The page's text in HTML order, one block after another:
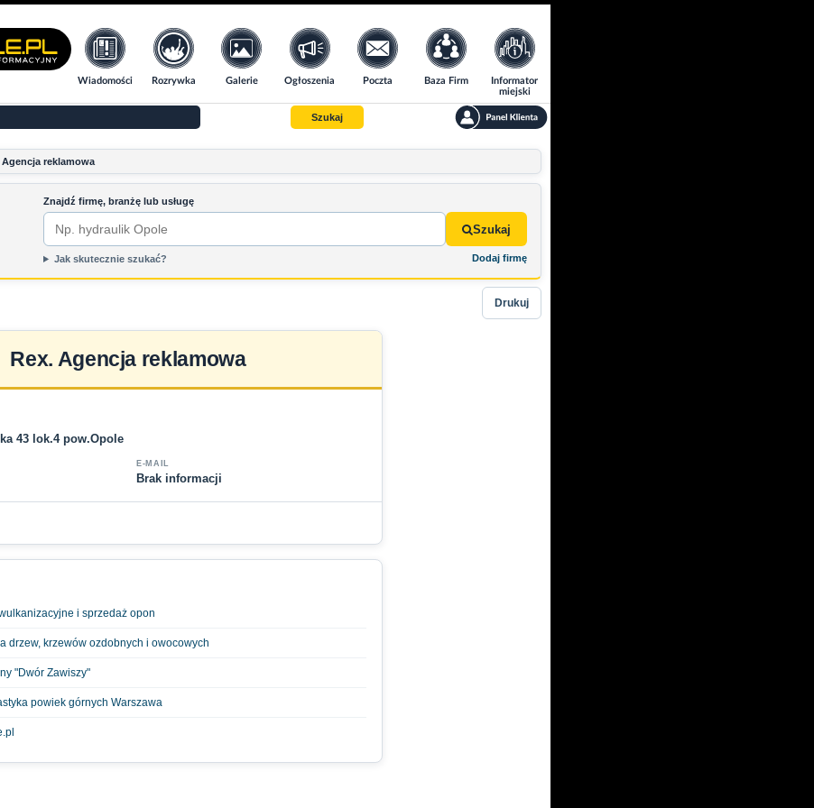
Wiadomości Rozrywka Galerie Ogłoszenia Poczta Baza Firm
Informator
miejski
Szukaj
Agencja reklamowa
Znajdź firmę, branżę lub usługę
Szukaj
Jak skutecznie szukać? Dodaj firmę
Drukuj
Rex. Agencja reklamowa
43 lok.4 pow.Opole
E-MAIL
Brak informacji
i sprzedaż opon
drzew, krzewów ozdobnych i owocowych
"Dwór Zawiszy"
powiek górnych Warszawa